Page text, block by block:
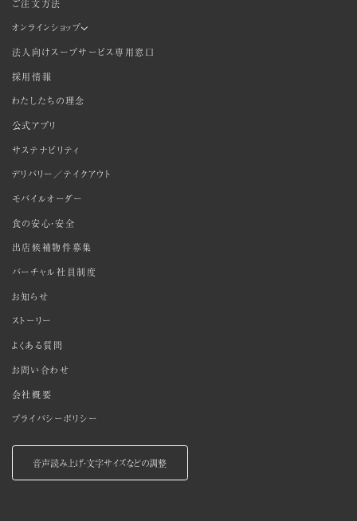
ご注文方法
オンラインショップ
法人向けスープサービス専用窓口
採用情報
わたしたちの理念
公式アプリ
サステナビリティ
デリバリー／テイクアウト
モバイルオーダー
食の安心・安全
出店候補物件募集
バーチャル社員制度
お知らせ
ストーリー
よくある質問
お問い合わせ
会社概要
プライバシーポリシー
音声読み上げ・文字サイズなどの調整